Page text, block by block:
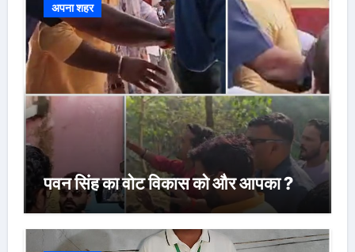
अपना शहर
पवन सिंह का वोट विकास को और आपका ?